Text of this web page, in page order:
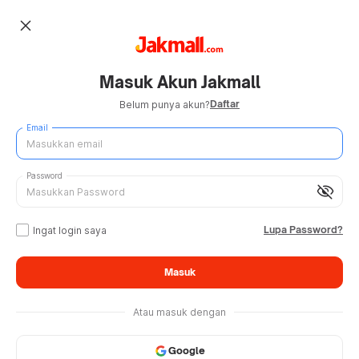
close
Masuk Akun Jakmall
Belum punya akun?Daftar
Email
visibility_off
Password
Ingat login saya Lupa Password?
Masuk
Atau masuk dengan
Google